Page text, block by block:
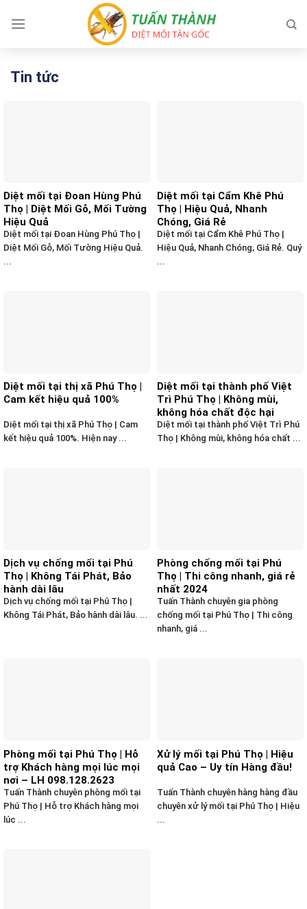
Tin tức
Diệt mối tại Đoan Hùng Phú
Thọ | Diệt Mối Gỗ, Mối Tường
Hiệu Quả
Diệt mối tại Đoan Hùng Phú Thọ |
Diệt Mối Gỗ, Mối Tường Hiệu Quả.
...
Diệt mối tại Cẩm Khê Phú
Thọ | Hiệu Quả, Nhanh
Chóng, Giá Rẻ
Diệt mối tại Cẩm Khê Phú Thọ |
Hiệu Quả, Nhanh Chóng, Giá Rẻ. Quý
...
Diệt mối tại thị xã Phú Thọ |
Cam kết hiệu quả 100%
Diệt mối tại thị xã Phú Thọ | Cam
kết hiệu quả 100%. Hiện nay ...
Diệt mối tại thành phố Việt
Trì Phú Thọ | Không mùi,
không hóa chất độc hại
Diệt mối tại thành phố Việt Trì Phú
Thọ | Không mùi, không hóa chất ...
Dịch vụ chống mối tại Phú
Thọ | Không Tái Phát, Bảo
hành dài lâu
Dịch vụ chống mối tại Phú Thọ |
Không Tái Phát, Bảo hành dài lâu. ...
Phòng chống mối tại Phú
Thọ | Thi công nhanh, giá rẻ
nhất 2024
Tuấn Thành chuyên gia phòng
chống mối tại Phú Thọ | Thi công
nhanh, giá ...
Phòng mối tại Phú Thọ | Hỗ
trợ Khách hàng mọi lúc mọi
nơi – LH 098.128.2623
Tuấn Thành chuyên phòng mối tại
Phú Thọ | Hỗ trợ Khách hàng mọi
lúc ...
Xử lý mối tại Phú Thọ | Hiệu
quả Cao – Uy tín Hàng đầu!
Tuấn Thành chuyên hàng hàng đầu
chuyên xử lý mối tại Phú Thọ | Hiệu
...